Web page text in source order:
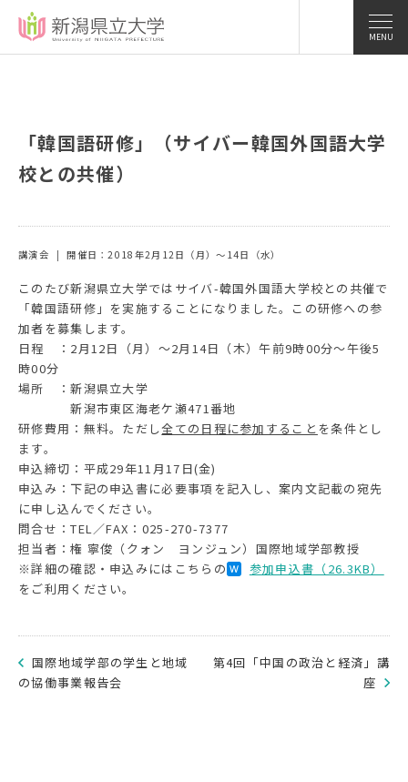
MENU
「韓国語研修」（サイバー韓国外国語大学
校との共催）
講演会 開催日：2018年2月12日（月）～14日（水）
このたび新潟県立大学ではサイバ-韓国外国語大学校との共催で
「韓国語研修」を実施することになりました。この研修への参
加者を募集します。
日程 ：2月12日（月）〜2月14日（木）午前9時00分〜午後5
時00分
場所 ：新潟県立大学
新潟市東区海老ケ瀬471番地
研修費用：無料。ただし全ての日程に参加すること を条件とし
ます。
申込締切：平成29年11月17日(金)
申込み：下記の申込書に必要事項を記入し、案内文記載の宛先
に申し込んでください。
問合せ：TEL／FAX：025-270-7377
担当者：権 寧俊（クォン ヨンジュン）国際地域学部教授
※詳細の確認・申込みにはこちらの
参加申込書（26.3KB）
をご利用ください。
国際地域学部の学生と地域
の協働事業報告会
第4回「中国の政治と経済」講
座